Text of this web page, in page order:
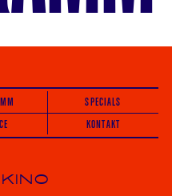
SPECIALS
KONTAKT